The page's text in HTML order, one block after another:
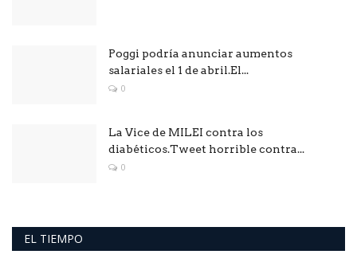
Poggi podría anunciar aumentos
salariales el 1 de abril.El...
0
La Vice de MILEI contra los
diabéticos.Tweet horrible contra...
0
EL TIEMPO